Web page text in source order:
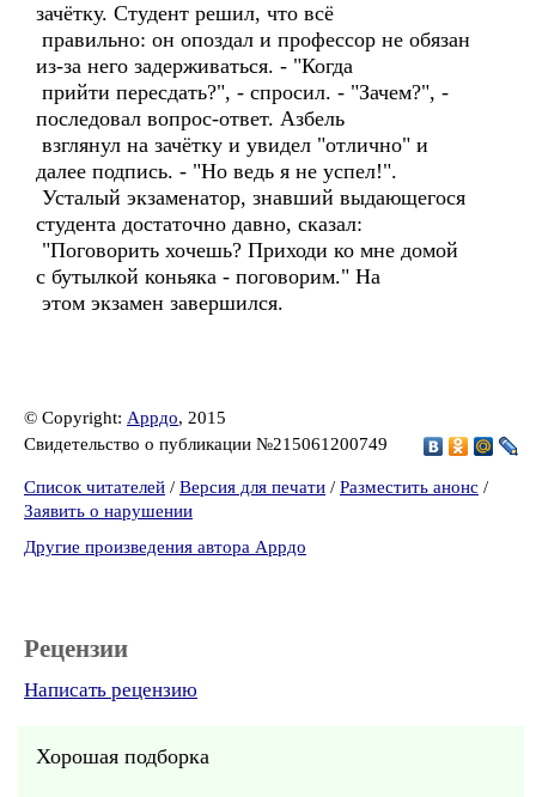
зачётку. Студент решил, что всё
правильно: он опоздал и профессор не обязан
из-за него задерживаться. - "Когда
прийти пересдать?", - спросил. - "Зачем?", -
последовал вопрос-ответ. Азбель
взглянул на зачётку и увидел "отлично" и
далее подпись. - "Но ведь я не успел!".
Усталый экзаменатор, знавший выдающегося
студента достаточно давно, сказал:
"Поговорить хочешь? Приходи ко мне домой
с бутылкой коньяка - поговорим." На
этом экзамен завершился.
© Copyright: Аррдо, 2015
Свидетельство о публикации №215061200749
Список читателей / Версия для печати / Разместить анонс /
Заявить о нарушении
Другие произведения автора Аррдо
Рецензии
Написать рецензию
Хорошая подборка